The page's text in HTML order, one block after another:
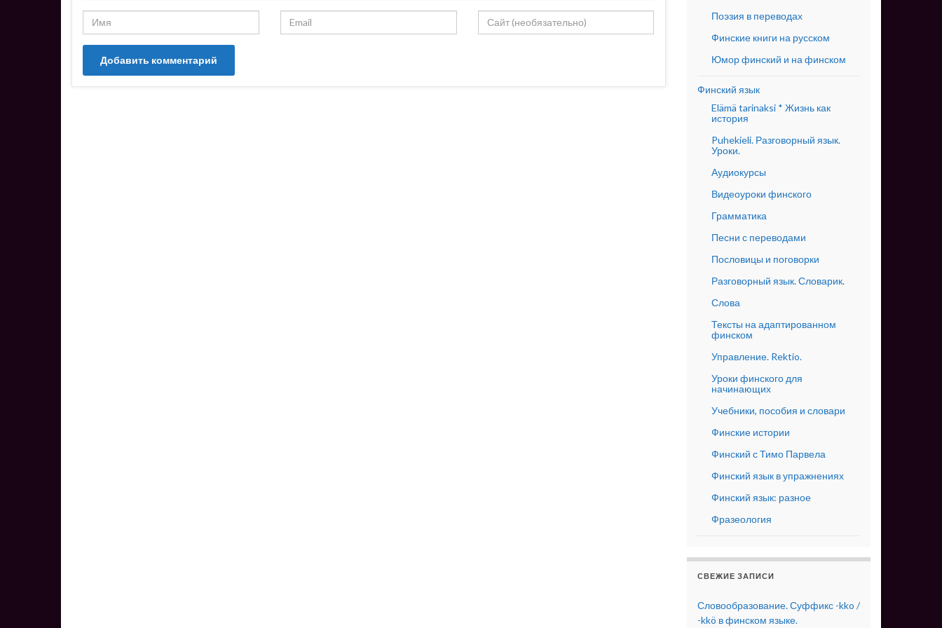
Поэзия в переводах
Финские книги на русском
Юмор финский и на финском
Финский язык
Elämä tarinaksi * Жизнь как
история
Puhekieli. Разговорный язык.
Уроки.
Аудиокурсы
Видеоуроки финского
Грамматика
Песни с переводами
Пословицы и поговорки
Разговорный язык. Словарик.
Слова
Тексты на адаптированном
финском
Управление. Rektio.
Уроки финского для
начинающих
Учебники, пособия и словари
Финские истории
Финский с Тимо Парвела
Финский язык в упражнениях
Финский язык: разное
Фразеология
СВЕЖИЕ ЗАПИСИ
Словообразование. Суффикс -kko /
-kkö в финском языке.